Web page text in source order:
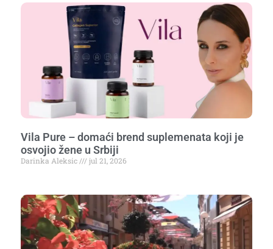
Vila Pure – domaći brend suplemenata koji je
osvojio žene u Srbiji
Darinka Aleksic jul 21, 2026